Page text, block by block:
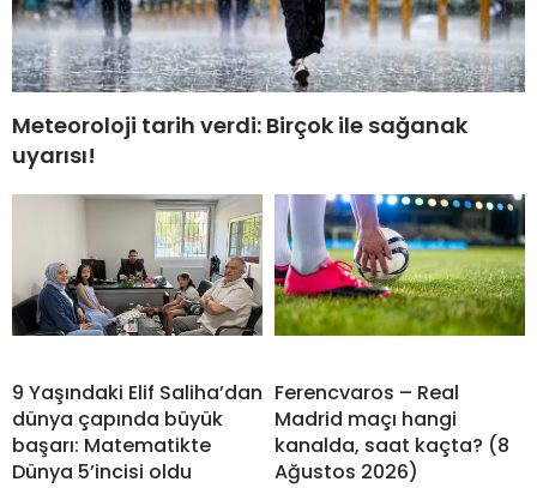
Meteoroloji tarih verdi: Birçok ile sağanak
uyarısı!
9 Yaşındaki Elif Saliha’dan
dünya çapında büyük
başarı: Matematikte
Dünya 5’incisi oldu
Ferencvaros – Real
Madrid maçı hangi
kanalda, saat kaçta? (8
Ağustos 2026)